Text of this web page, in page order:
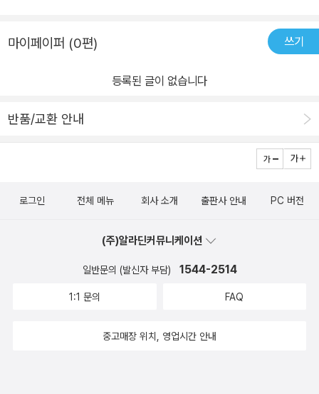
마이페이퍼 (0편) 쓰기
등록된 글이 없습니다
반품/교환 안내
로그인 전체 메뉴 회사 소개 출판사 안내 PC 버전
(주)알라딘커뮤니케이션
일반문의 (발신자 부담) 1544-2514
1:1 문의 FAQ
중고매장 위치, 영업시간 안내